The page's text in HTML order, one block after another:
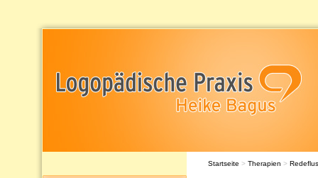
Startseite > Therapien >